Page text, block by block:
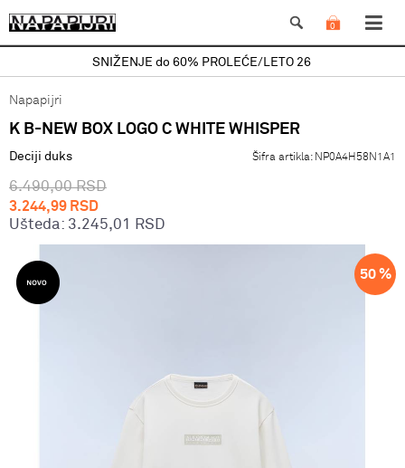
0
SNIŽENJE do 60% PROLEĆE/LETO 26
Napapijri
K B-NEW BOX LOGO C WHITE WHISPER
Deciji duks Šifra artikla: NP0A4H58N1A1
6.490,00 RSD
3.244,99 RSD
Ušteda: 3.245,01 RSD
50 %